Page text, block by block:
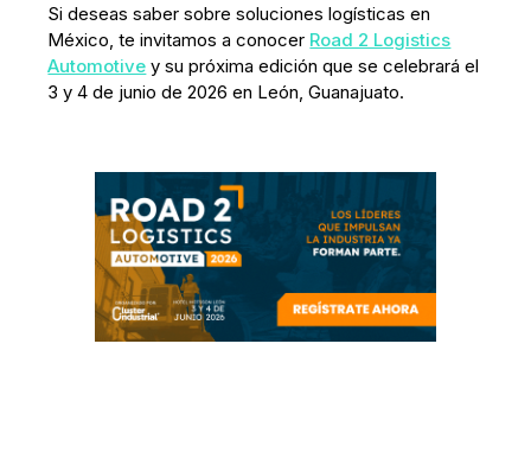
Si deseas saber sobre soluciones logísticas en
México, te invitamos a conocer Road 2 Logistics
Automotive y su próxima edición que se celebrará el
3 y 4 de junio de 2026 en León, Guanajuato.